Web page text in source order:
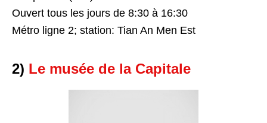
Ouvert tous les jours de 8:30 à 16:30
Métro ligne 2; station: Tian An Men Est
2) Le musée de la Capitale